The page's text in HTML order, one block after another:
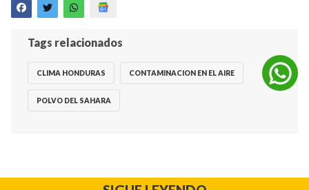
Tags relacionados
CLIMA HONDURAS CONTAMINACION EN EL AIRE
POLVO DEL SAHARA